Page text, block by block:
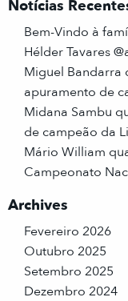
Notícias
Bem-Vindo à
Hélder Tavares
Miguel Bandarra
apuramento de
Midana Sambu
de campeão da
Mário William
Campeonato
Archives
Fevereiro 2026
Outubro 2025
Setembro 2025
Dezembro 2024